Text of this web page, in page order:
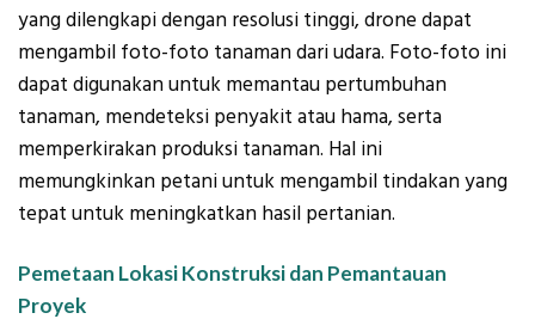
yang dilengkapi dengan resolusi tinggi, drone dapat
mengambil foto-foto tanaman dari udara. Foto-foto ini
dapat digunakan untuk memantau pertumbuhan
tanaman, mendeteksi penyakit atau hama, serta
memperkirakan produksi tanaman. Hal ini
memungkinkan petani untuk mengambil tindakan yang
tepat untuk meningkatkan hasil pertanian.
Pemetaan Lokasi Konstruksi dan Pemantauan
Proyek